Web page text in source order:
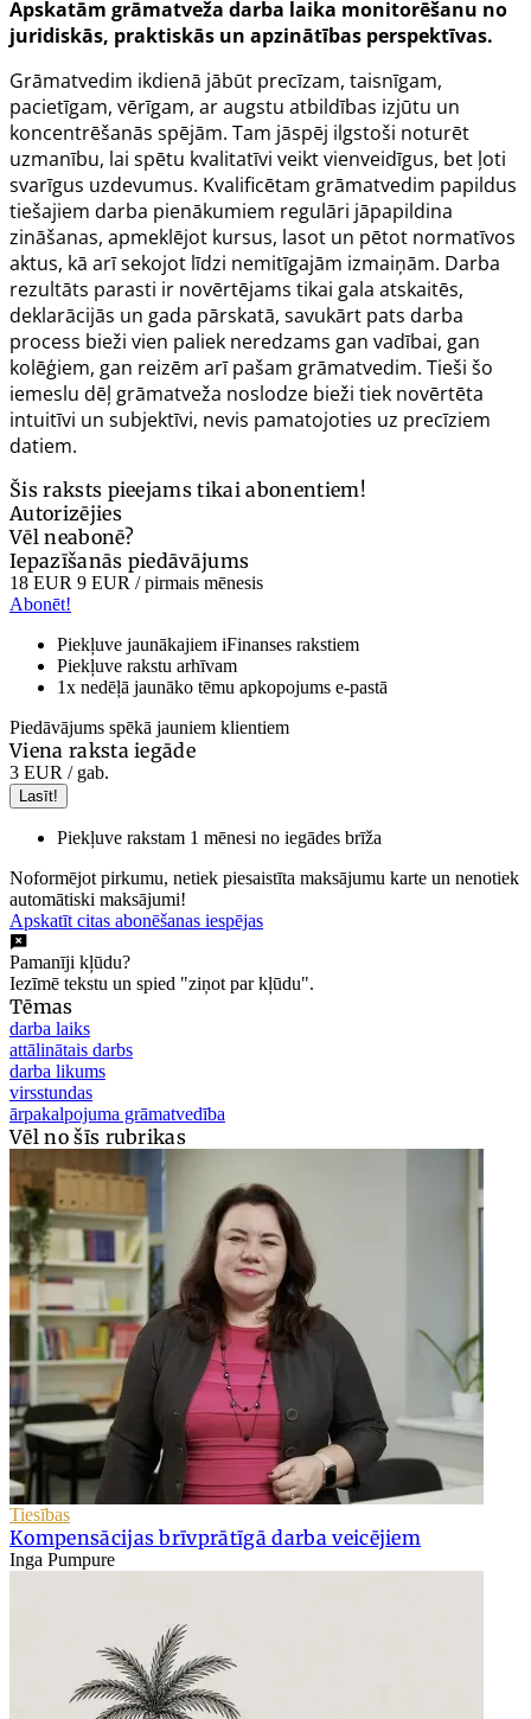
Apskatām grāmatveža darba laika monitorēšanu no
juridiskās, praktiskās un apzinātības perspektīvas.
Grāmatvedim ikdienā jābūt precīzam, taisnīgam,
pacietīgam, vērīgam, ar augstu atbildības izjūtu un
koncentrēšanās spējām. Tam jāspēj ilgstoši noturēt
uzmanību, lai spētu kvalitatīvi veikt vienveidīgus, bet ļoti
svarīgus uzdevumus. Kvalificētam grāmatvedim papildus
tiešajiem darba pienākumiem regulāri jāpapildina
zināšanas, apmeklējot kursus, lasot un pētot normatīvos
aktus, kā arī sekojot līdzi nemitīgajām izmaiņām. Darba
rezultāts parasti ir novērtējams tikai gala atskaitēs,
deklarācijās un gada pārskatā, savukārt pats darba
process bieži vien paliek neredzams gan vadībai, gan
kolēģiem, gan reizēm arī pašam grāmatvedim. Tieši šo
iemeslu dēļ grāmatveža noslodze bieži tiek novērtēta
intuitīvi un subjektīvi, nevis pamatojoties uz precīziem
datiem.
Šis raksts pieejams tikai abonentiem!
Autorizējies
Vēl neabonē?
Iepazīšanās piedāvājums
18 EUR 9 EUR / pirmais mēnesis
Abonēt!
Piekļuve jaunākajiem iFinanses rakstiem
Piekļuve rakstu arhīvam
1x nedēļā jaunāko tēmu apkopojums e-pastā
Piedāvājums spēkā jauniem klientiem
Viena raksta iegāde
3 EUR / gab.
Lasīt!
Piekļuve rakstam 1 mēnesi no iegādes brīža
Noformējot pirkumu, netiek piesaistīta maksājumu karte un nenotiek
automātiski maksājumi!
Apskatīt citas abonēšanas iespējas
Pamanīji kļūdu?
Iezīmē tekstu un spied "ziņot par kļūdu".
Tēmas
darba laiks
attālinātais darbs
darba likums
virsstundas
ārpakalpojuma grāmatvedība
Vēl no šīs rubrikas
Tiesības
Kompensācijas brīvprātīgā darba veicējiem
Inga Pumpure